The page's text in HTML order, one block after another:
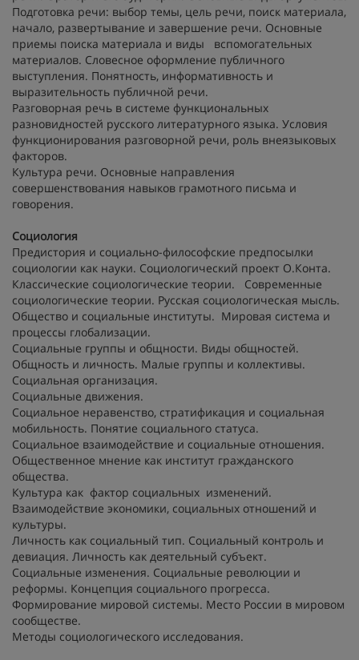
Подготовка речи: выбор темы, цель речи, поиск материала,
начало, развертывание и завершение речи. Основные
приемы поиска материала и виды вспомогательных
материалов. Словесное оформление публичного
выступления. Понятность, информативность и
выразительность публичной речи.
Разговорная речь в системе функциональных
разновидностей русского литературного языка. Условия
функционирования разговорной речи, роль внеязыковых
факторов.
Культура речи. Основные направления
совершенствования навыков грамотного письма и
говорения.
Социология
Предистория и социально-философские предпосылки
социологии как науки. Социологический проект О.Конта.
Классические социологические теории. Современные
социологические теории. Русская социологическая мысль.
Общество и социальные институты. Мировая система и
процессы глобализации.
Социальные группы и общности. Виды общностей.
Общность и личность. Малые группы и коллективы.
Социальная организация.
Социальные движения.
Социальное неравенство, стратификация и социальная
мобильность. Понятие социального статуса.
Социальное взаимодействие и социальные отношения.
Общественное мнение как институт гражданского
общества.
Культура как фактор социальных изменений.
Взаимодействие экономики, социальных отношений и
культуры.
Личность как социальный тип. Социальный контроль и
девиация. Личность как деятельный субъект.
Социальные изменения. Социальные революции и
реформы. Концепция социального прогресса.
Формирование мировой системы. Место России в мировом
сообществе.
Методы социологического исследования.